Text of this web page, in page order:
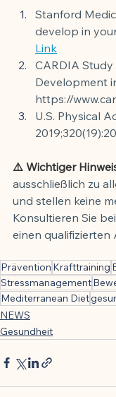
Stanford
develop in
Link
CARDIA
Development
https://
U.S. Physical
⚠️ Wichtiger
ausschließlich zu
und stellen keine
Konsultieren Sie
einen qualifizierten
Prävention Krafttraining
Stressmanagement
Mediterranean Diet
NEWS
Gesundheit